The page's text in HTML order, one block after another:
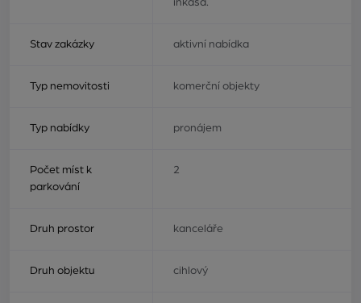
inkasa.
Stav zakázky aktivní nabídka
Typ nemovitosti komerční objekty
Typ nabídky pronájem
Počet míst k
parkování
2
Druh prostor kanceláře
Druh objektu cihlový